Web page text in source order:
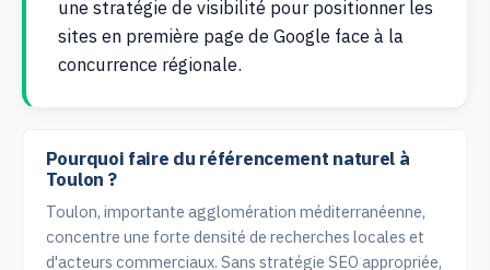
une stratégie de visibilité pour positionner les
sites en première page de Google face à la
concurrence régionale.
Pourquoi faire du référencement naturel à
Toulon ?
Toulon, importante agglomération méditerranéenne,
concentre une forte densité de recherches locales et
d'acteurs commerciaux. Sans stratégie SEO appropriée,